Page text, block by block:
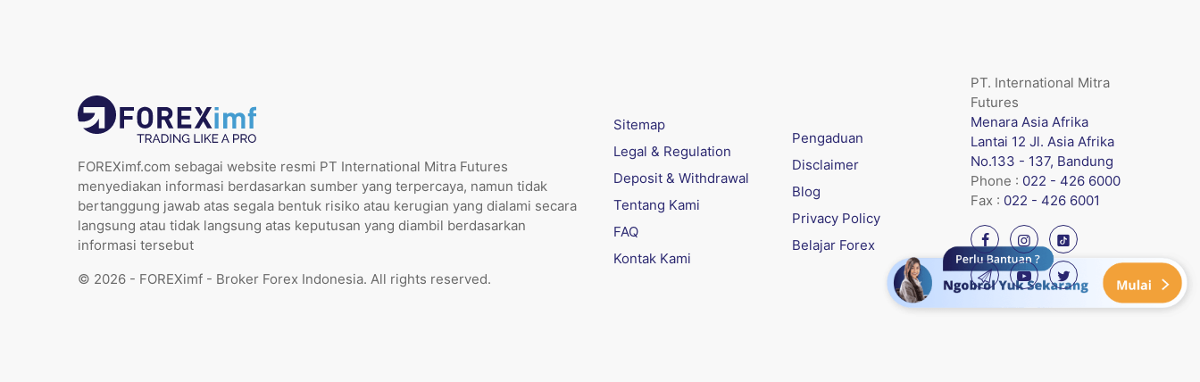
FOREXimf.com sebagai website resmi PT International Mitra Futures
menyediakan informasi berdasarkan sumber yang terpercaya, namun tidak
bertanggung jawab atas segala bentuk risiko atau kerugian yang dialami secara
langsung atau tidak langsung atas keputusan yang diambil berdasarkan
informasi tersebut
© 2026 - FOREXimf - Broker Forex Indonesia. All rights reserved.
Sitemap
Legal & Regulation
Deposit & Withdrawal
Tentang Kami
FAQ
Kontak Kami
Pengaduan
Disclaimer
Blog
Privacy Policy
Belajar Forex
PT. International Mitra
Futures
Menara Asia Afrika
Lantai 12 Jl. Asia Afrika
No.133 - 137, Bandung
Phone : 022 - 426 6000
Fax : 022 - 426 6001